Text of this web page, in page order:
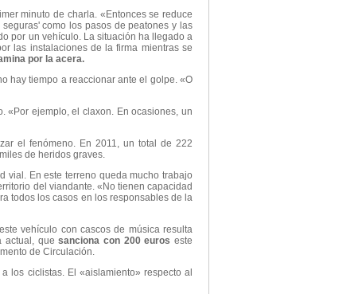
minuto de charla. «Entonces se reduce
como los pasos de peatones y las
por un vehículo. La situación ha llegado a
las instalaciones de la firma mientras se
por la acera.
hay tiempo a reaccionar ante el golpe. «O
«Por ejemplo, el claxon. En ocasiones, un
el fenómeno. En 2011, un total de 222
de heridos graves.
vial. En este terreno queda mucho trabajo
del viandante. «No tienen capacidad
todos los casos en los responsables de la
vehículo con cascos de música resulta
actual, quesanciona con 200 euroseste
de Circulación.
a los ciclistas. El «aislamiento» respecto al